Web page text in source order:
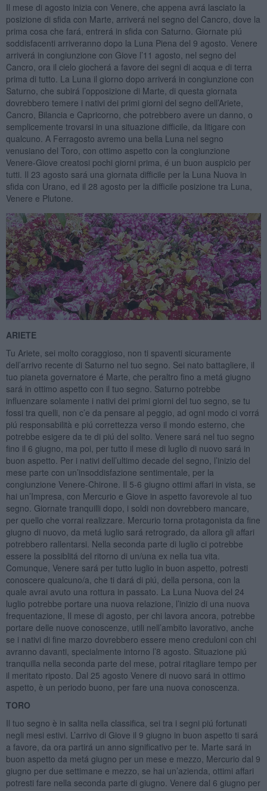
Il mese di agosto inizia con Venere, che appena avrá lasciato la
posizione di sfida con Marte, arriverá nel segno del Cancro, dove la
prima cosa che fará, entrerá in sfida con Saturno. Giornate piú
soddisfacenti arriveranno dopo la Luna Piena del 9 agosto. Venere
arriverá in congiunzione con Giove l’11 agosto, nel segno del
Cancro, ora il cielo giocherá a favore dei segni di acqua e di terra
prima di tutto. La Luna il giorno dopo arriverá in congiunzione con
Saturno, che subirá l’opposizione di Marte, di questa giornata
dovrebbero temere i nativi dei primi giorni del segno dell’Ariete,
Cancro, Bilancia e Capricorno, che potrebbero avere un danno, o
semplicemente trovarsi in una situazione difficile, da litigare con
qualcuno. A Ferragosto avremo una bella Luna nel segno
venusiano del Toro, con ottimo aspetto con la congiunzione
Venere-Giove creatosi pochi giorni prima, é un buon auspicio per
tutti. Il 23 agosto sará una giornata difficile per la Luna Nuova in
sfida con Urano, ed il 28 agosto per la difficile posizione tra Luna,
Venere e Plutone.
ARIETE
Tu Ariete, sei molto coraggioso, non ti spaventi sicuramente
dell’arrivo recente di Saturno nel tuo segno. Sei nato battagliere, il
tuo pianeta governatore é Marte, che peraltro fino a metá giugno
sará in ottimo aspetto con il tuo segno. Saturno potrebbe
influenzare solamente i nativi dei primi giorni del tuo segno, se tu
fossi tra quelli, non c’e da pensare al peggio, ad ogni modo ci vorrá
piú responsabilità e piú correttezza verso il mondo esterno, che
potrebbe esigere da te di piú del solito. Venere sará nel tuo segno
fino il 6 giugno, ma poi, per tutto il mese di luglio di nuovo sará in
buon aspetto. Per i nativi dell’ultimo decade del segno, l’inizio del
mese parte con un’insoddisfazione sentimentale, per la
congiunzione Venere-Chirone. Il 5-6 giugno ottimi affari in vista, se
hai un’Impresa, con Mercurio e Giove in aspetto favorevole al tuo
segno. Giornate tranquilli dopo, i soldi non dovrebbero mancare,
per quello che vorrai realizzare. Mercurio torna protagonista da fine
giugno di nuovo, da metá luglio sará retrogrado, da allora gli affari
potrebbero rallentarsi. Nella seconda parte di luglio ci potrebbe
essere la possiblitá del ritorno di un/una ex nella tua vita.
Comunque, Venere sará per tutto luglio in buon aspetto, potresti
conoscere qualcuno/a, che ti dará di piú, della persona, con la
quale avrai avuto una rottura in passato. La Luna Nuova del 24
luglio potrebbe portare una nuova relazione, l’inizio di una nuova
frequentazione, Il mese di agosto, per chi lavora ancora, potrebbe
portare delle nuove conoscenze, utili nell’ambito lavorativo, anche
se i nativi di fine marzo dovrebbero essere meno creduloni con chi
avranno davanti, specialmente intorno l’8 agosto. Situazione piú
tranquilla nella seconda parte del mese, potrai ritagliare tempo per
il meritato riposto. Dal 25 agosto Venere di nuovo sará in ottimo
aspetto, è un periodo buono, per fare una nuova conoscenza.
TORO
Il tuo segno è in salita nella classifica, sei tra i segni piú fortunati
negli mesi estivi. L’arrivo di Giove il 9 giugno in buon aspetto ti sará
a favore, da ora partirá un anno significativo per te. Marte sará in
buon aspetto da metá giugno per un mese e mezzo, Mercurio dal 9
giugno per due settimane e mezzo, se hai un’azienda, ottimi affari
potresti fare nella seconda parte di giugno. Venere dal 6 giugno per